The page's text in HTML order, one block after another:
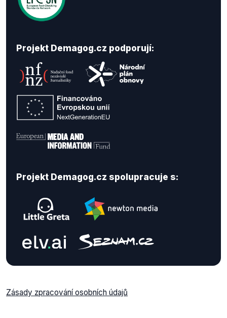
Projekt Demagog.cz podporují:
Projekt Demagog.cz spolupracuje s:
Zásady zpracování osobních údajů